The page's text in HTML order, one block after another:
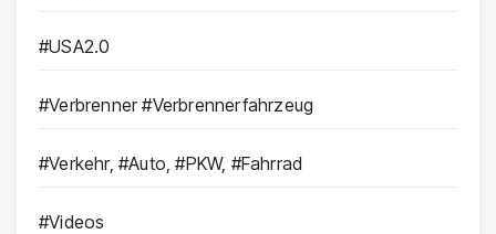
#USA2.0
#Verbrenner #Verbrennerfahrzeug
#Verkehr, #Auto, #PKW, #Fahrrad
#Videos